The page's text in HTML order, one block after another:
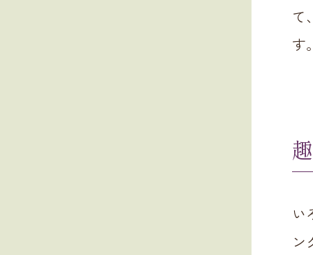
て
す
い
ン